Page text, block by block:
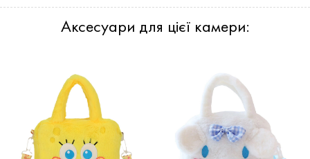
Аксесуари для цієї камери: